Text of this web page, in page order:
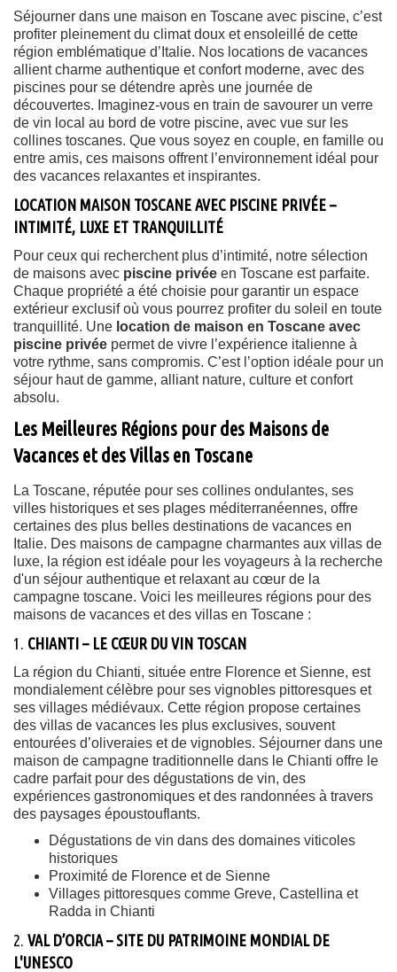
Séjourner dans une maison en Toscane avec piscine, c’est
profiter pleinement du climat doux et ensoleillé de cette
région emblématique d’Italie. Nos locations de vacances
allient charme authentique et confort moderne, avec des
piscines pour se détendre après une journée de
découvertes. Imaginez-vous en train de savourer un verre
de vin local au bord de votre piscine, avec vue sur les
collines toscanes. Que vous soyez en couple, en famille ou
entre amis, ces maisons offrent l’environnement idéal pour
des vacances relaxantes et inspirantes.
LOCATION MAISON TOSCANE AVEC PISCINE PRIVÉE –
INTIMITÉ, LUXE ET TRANQUILLITÉ
Pour ceux qui recherchent plus d’intimité, notre sélection
de maisons avec piscine privée en Toscane est parfaite.
Chaque propriété a été choisie pour garantir un espace
extérieur exclusif où vous pourrez profiter du soleil en toute
tranquillité. Une location de maison en Toscane avec
piscine privée permet de vivre l’expérience italienne à
votre rythme, sans compromis. C’est l’option idéale pour un
séjour haut de gamme, alliant nature, culture et confort
absolu.
Les Meilleures Régions pour des Maisons de
Vacances et des Villas en Toscane
La Toscane, réputée pour ses collines ondulantes, ses
villes historiques et ses plages méditerranéennes, offre
certaines des plus belles destinations de vacances en
Italie. Des maisons de campagne charmantes aux villas de
luxe, la région est idéale pour les voyageurs à la recherche
d'un séjour authentique et relaxant au cœur de la
campagne toscane. Voici les meilleures régions pour des
maisons de vacances et des villas en Toscane :
1. CHIANTI – LE CŒUR DU VIN TOSCAN
La région du Chianti, située entre Florence et Sienne, est
mondialement célèbre pour ses vignobles pittoresques et
ses villages médiévaux. Cette région propose certaines
des villas de vacances les plus exclusives, souvent
entourées d’oliveraies et de vignobles. Séjourner dans une
maison de campagne traditionnelle dans le Chianti offre le
cadre parfait pour des dégustations de vin, des
expériences gastronomiques et des randonnées à travers
des paysages époustouflants.
Dégustations de vin dans des domaines viticoles
historiques
Proximité de Florence et de Sienne
Villages pittoresques comme Greve, Castellina et
Radda in Chianti
2. VAL D’ORCIA – SITE DU PATRIMOINE MONDIAL DE
L'UNESCO